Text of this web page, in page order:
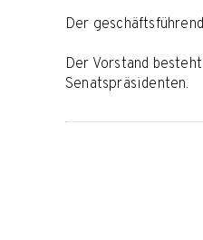
Der
Der Vorstand
Senatspräsidenten.